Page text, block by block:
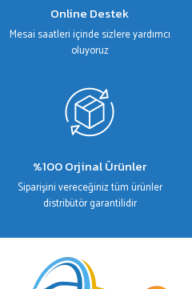
Online Destek
Mesai saatleri içinde sizlere yardımcı
oluyoruz
%100 Orjinal Ürünler
Siparişini vereceğiniz tüm ürünler
distribütör garantilidir